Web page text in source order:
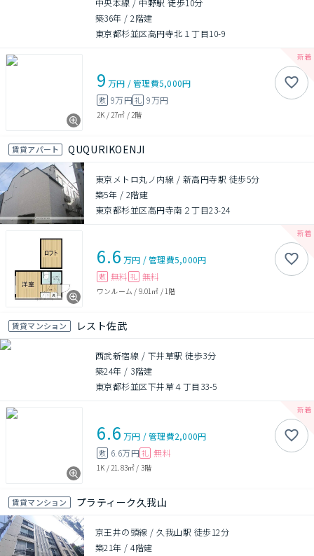
中央本線 / 中野駅 徒歩10分
築36年 /2階建
東京都杉並区高円寺北１丁目10-9
9 万円 /管理費5,000円
敷 9万円礼 9万円
2K / 27㎡ / 2階
賃貸アパート QUQURIKOENJI
東京メトロ丸ノ内線 / 新高円寺駅 徒歩5分
築5年 / 2階建
東京都杉並区高円寺南２丁目23-24
6.6 万円 /管理費5,000円
敷 無料 礼 無料
ワンルーム / 9.01㎡ / 1階
賃貸マンション レスト佐武
西武新宿線 / 下井草駅 徒歩3分
築24年 / 3階建
東京都杉並区下井草４丁目33-5
6.6 万円 /管理費2,000円
敷 6.6万円 礼 無料
1K / 21.83㎡ / 3階
賃貸マンション プラティーク久我山
京王井の頭線 / 久我山駅 徒歩12分
築21年 /4階建